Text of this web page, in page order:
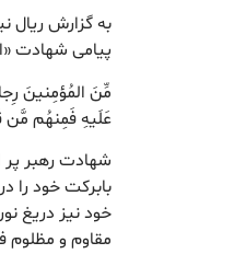
به گزارش ریال
پیامی شهادت
مِّنَ المُؤمِنینَ
عَلَیهِ فَمِنهُم مَّن
شهادت رهبر پر
بابرکت خود را
خود نیز دریغ
مقاوم و